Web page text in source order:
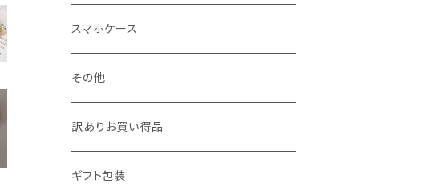
クリスマス雑貨
スマホケース
その他
訳ありお買い得品
ギフト包装